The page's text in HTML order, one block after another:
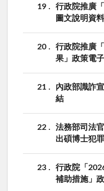
19
行政院推廣
圖文說明資
20
行政院推廣
果」政策電
21
內政部識詐
結
22
法務部司法
出碩博士犯
23
行政院「
補助措施」